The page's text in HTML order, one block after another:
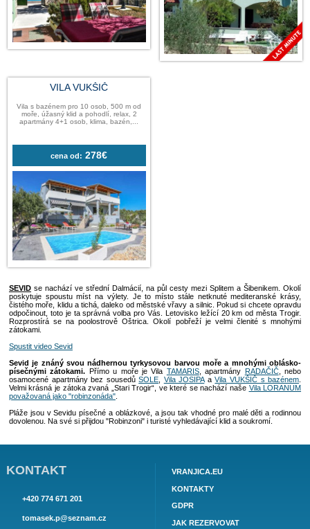
VILA TAMARIS
Vila přímo u moře, 4 osoby, velký prostor,
soukromí, terasa, gril, osvěžující voda,
oblázková pláž před...
cena od:150€
VILA
Vila pro 13 osob přímo
robinzonáda, azurové
motorový člun k
Vila s bazénem pro 10 osob, 500 m od
moře, úžasný klid a pohodlí, relax, 2
apartmány 4+1 osob, klima, bazén,...
cena od:278€
SEVIDse nachází ve střední Dalmácií, na půl cesty mezi Splitem a